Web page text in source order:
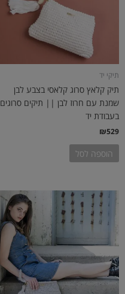
תיקי יד
תיק קלאץ סרוג קלאסי בצבע לבן
שמנת עם חרוז לבן || תיקים סרוגים
בעבודת יד
₪529
הוספה לסל